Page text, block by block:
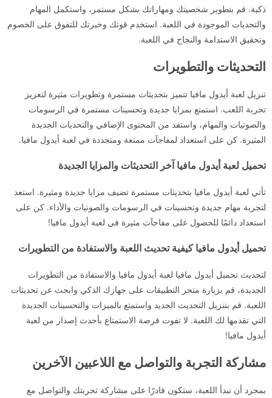
ذكية. قم بتطوير شخصيتك ومهاراتك بشكل مستمر، واستكمل المهام
والتحديات الموجودة في اللعبة. استخدم قوتك وخبرتك للتفوق على الخصوم
وتحقيق الاستدامة والنجاح في اللعبة.
التحديثات والتطويرات
تنزيل لعبة أيدول مافيا تتميز بتحديثات مستمرة وتطويرات مثيرة لتعزيز
تجربة اللعب. استمتع بمزايا جديدة وتحسينات مستمرة في الرسومات
والصوتيات والمهام، واستفد من المحتوى الإضافي والتحديات الجديدة
المثيرة. كن على استعداد لمفاجآت ممتعة ومتجددة في لعبة أيدول مافيا.
تحميل لعبة أيدول مافيا آخر التحديثات والمزايا الجديدة
تأتي لعبة أيدول مافيا بتحديثات مستمرة تضيف مزايا جديدة ومثيرة. استعد
لتجربة مهام جديدة وتحسينات في الرسومات والصوتيات والأداء. كن على
استعداد دائمًا للحصول على مفاجآت مثيرة في لعبة أيدول مافيا!
تحميل أيدول مافيا كيفية تحديث اللعبة والاستفادة من التطويرات
لتحديث تحميل أيدول مافيا لعبة أيدول مافيا والاستفادة من التطويرات
الجديدة، قم بزيارة متجر التطبيقات على جهازك الذكي وابحث عن تحديثات
اللعبة. قم بتنزيل التحديث الجديد واستمتع بالميزات والتحسينات الجديدة
التي تقدمها لك اللعبة. لا تفوت فرصة الاستمتاع بأحدث إصدار من لعبة
أيدول مافيا!
مشاركة التجربة والتواصل مع اللاعبين الآخرين
بمجرد أن تبدأ اللعبة، ستكون قادرًا على مشاركة تجربتك والتواصل مع